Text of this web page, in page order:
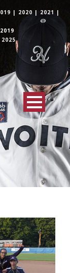
| 2020 | 2021 |
2025